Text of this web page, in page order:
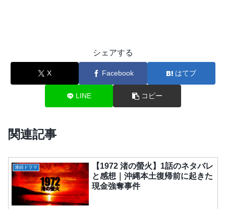
シェアする
X Facebook はてブ
LINE コピー
関連記事
連続ドラマ
【1972 渚の螢火】1話のネタバレ
と感想｜沖縄本土復帰前に起きた
現金強奪事件